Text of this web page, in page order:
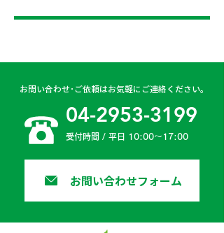
お問い合わせ･ご依頼はお気軽にご連絡ください。
04-2953-3199
受付時間 / 平日 10:00〜17:00
お問い合わせフォーム